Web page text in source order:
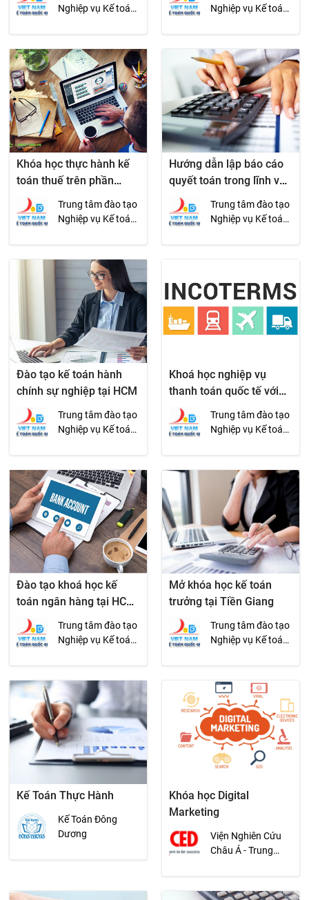
Nghiệp vụ Kế toán
Nghiệp vụ Kế toán
Khóa học thực hành kế
toán thuế trên phần
mềm
Trung tâm đào tạo
Nghiệp vụ Kế toán
Hướng dẫn lập báo cáo
quyết toán trong lĩnh vực
hải quan
Trung tâm đào tạo
Nghiệp vụ Kế toán
Đào tạo kế toán hành
chính sự nghiệp tại HCM
Trung tâm đào tạo
Nghiệp vụ Kế toán
Khoá học nghiệp vụ
thanh toán quốc tế với
Incoterms 2010
Trung tâm đào tạo
Nghiệp vụ Kế toán
Đào tạo khoá học kế
toán ngân hàng tại HCM,
hà Nội
Trung tâm đào tạo
Nghiệp vụ Kế toán
Mở khóa học kế toán
trưởng tại Tiền Giang
Trung tâm đào tạo
Nghiệp vụ Kế toán
Kế Toán Thực Hành
Kế Toán Đông
Dương
Khóa học Digital
Marketing
Viện Nghiên Cứu
Châu Á - Trung
(CED)